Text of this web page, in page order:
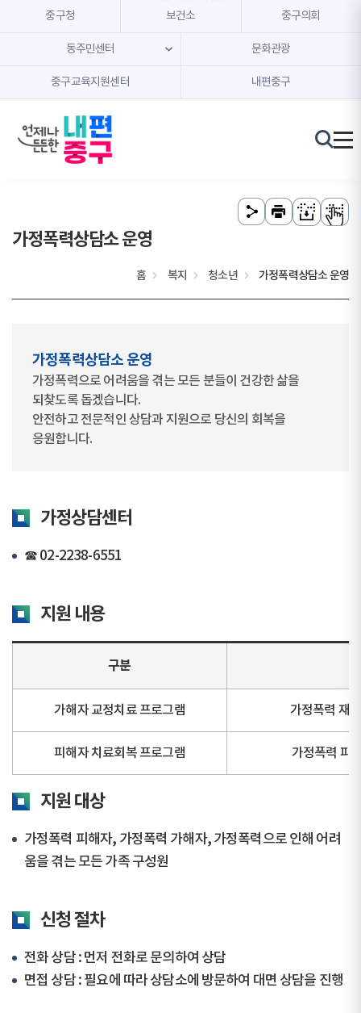
본문 내용 바로가기
주메뉴 바로가기
중구청 보건소 중구의회
동주민센터 문화관광
중구교육지원센터 내편중구
가정폭력상담소 운영
홈 복지 청소년 가정폭력상담소 운영
가정폭력상담소 운영
가정폭력으로 어려움을 겪는 모든 분들이 건강한 삶을
되찾도록 돕겠습니다.
안전하고 전문적인 상담과 지원으로 당신의 회복을
응원합니다.
가정상담센터
☎ 02-2238-6551
지원 내용
구분
가해자 교정치료 프로그램 가정폭력 재
피해자 치료회복 프로그램 가정폭력 피
지원 대상
가정폭력 피해자, 가정폭력 가해자, 가정폭력으로 인해 어려
움을 겪는 모든 가족 구성원
신청 절차
전화 상담 : 먼저 전화로 문의하여 상담
면접 상담 : 필요에 따라 상담소에 방문하여 대면 상담을 진행